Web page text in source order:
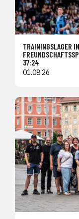
TRAININGSLAGER
37:24
01.08.26